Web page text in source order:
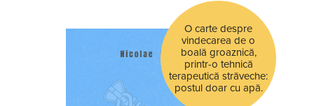
O carte despre
vindecarea de o
boală groaznică,
printr-o tehnică
terapeutică străveche:
postul doar cu apă.